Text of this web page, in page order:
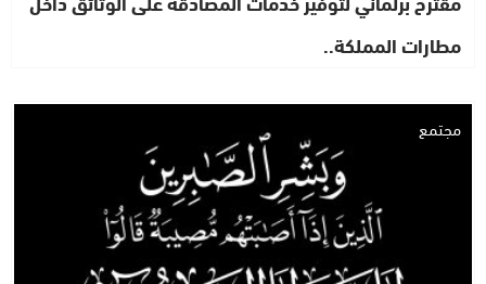
مطارات المملكة..
مجتمع